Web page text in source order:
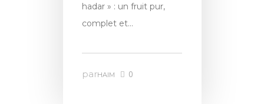
hadar » : un fruit pur,
complet et…
parHAIM 0